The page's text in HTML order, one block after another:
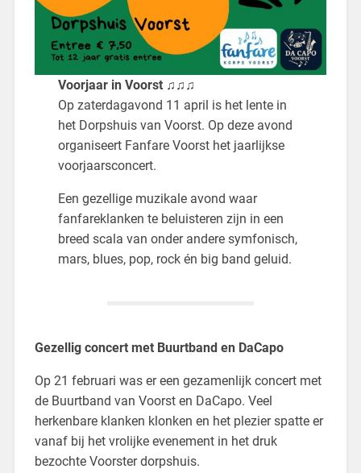
Voorjaar in Voorst♫♫♫
Op zaterdagavond 11 april is het lente in
het Dorpshuis van Voorst. Op deze avond
organiseert Fanfare Voorst het jaarlijkse
voorjaarsconcert.
Een gezellige muzikale avond waar
fanfareklanken te beluisteren zijn in een
breed scala van onder andere symfonisch,
mars, blues, pop, rock én big band geluid.
Gezellig concert met Buurtband en DaCapo
Op 21 februari was er een gezamenlijk concert met
de Buurtband van Voorst en DaCapo. Veel
herkenbare klanken klonken en het plezier spatte er
vanaf bij het vrolijke evenement in het druk
bezochte Voorster dorpshuis.